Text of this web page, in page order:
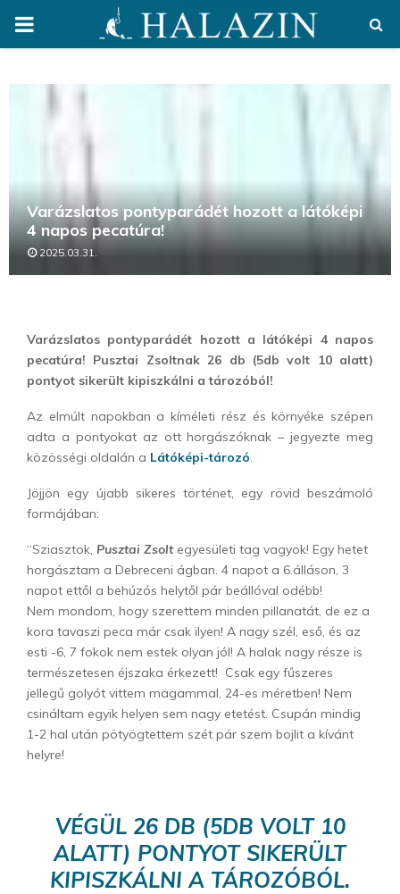
PRIMARY
Varázslatos pontyparádét hozott a látóképi
4 napos pecatúra!
2025.03.31.
Varázslatos pontyparádét hozott a látóképi 4 napos
pecatúra! Pusztai Zsoltnak 26 db (5db volt 10 alatt)
pontyot sikerült kipiszkálni a tározóból!
Az elmúlt napokban a kíméleti rész és környéke szépen
adta a pontyokat az ott horgászóknak – jegyezte meg
közösségi oldalán a Látóképi-tározó.
Jöjjön egy újabb sikeres történet, egy rövid beszámoló
formájában:
“Sziasztok, Pusztai Zsolt egyesületi tag vagyok! Egy hetet
horgásztam a Debreceni ágban. 4 napot a 6.álláson, 3
napot ettől a behúzós helytől pár beállóval odébb!
Nem mondom, hogy szerettem minden pillanatát, de ez a
kora tavaszi peca már csak ilyen! A nagy szél, eső, és az
esti -6, 7 fokok nem estek olyan jól! A halak nagy része is
természetesen éjszaka érkezett! Csak egy fűszeres
jellegű golyót vittem magammal, 24-es méretben! Nem
csináltam egyik helyen sem nagy etetést. Csupán mindig
1-2 hal után pötyögtettem szét pár szem bojlit a kívánt
helyre!
VÉGÜL 26 DB (5DB VOLT 10
ALATT) PONTYOT SIKERÜLT
KIPISZKÁLNI A TÁROZÓBÓL.